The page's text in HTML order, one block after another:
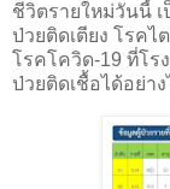
ชีวิตรายใหม่วันนี้ เ
ป่วยติดเตียง โรคไ
โรคโควิด-19 ที่โร
ป่วยติดเชื้อได้อย่า